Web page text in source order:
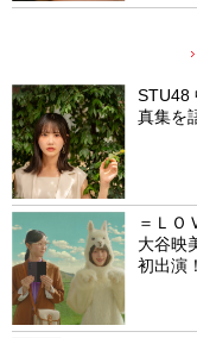
STU48
真集を
＝ＬＯ
大谷映
初出演！